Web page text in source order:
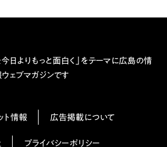
日よりもっと面白く」をテーマに広島の情
ェブマガジンです
ト情報 広告掲載について
プライバシーポリシー